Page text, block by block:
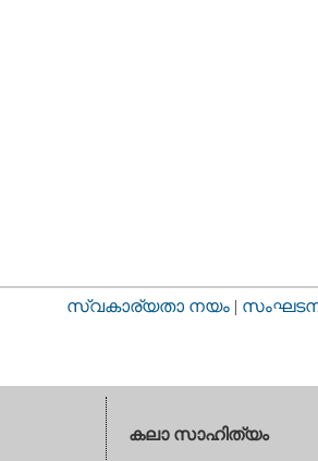
സ്വകാര്യതാ നയം |
കലാ സാഹിത്യം